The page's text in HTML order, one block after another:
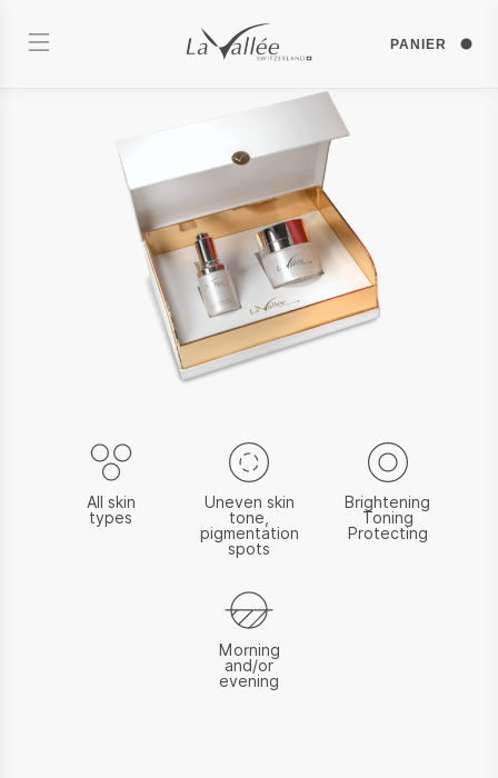
PANIER
All skin
types
Brightening
Toning
Protecting
Morning
and/or
evening
Uneven skin
tone,
pigmentation
spots